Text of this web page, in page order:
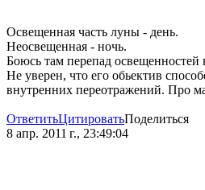
Освещенная часть луны - день.
Неосвещенная - ночь.
Боюсь там перепад освещенностей
Не уверен, что его обьектив
внутренних переотражений. Про
ОтветитьЦитироватьПоделиться
8 апр. 2011 г., 23:49:04